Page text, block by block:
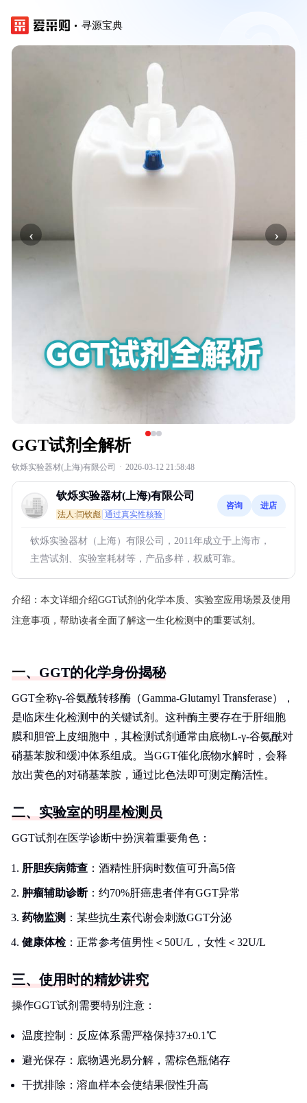
寻源宝典
‹ ›
GGT试剂全解析
钦烁实验器材(上海)有限公司 · 2026-03-12 21:58:48
钦烁实验器材(上海)有限公司
法人:闫钦彪 通过真实性核验
咨询 进店
钦烁实验器材（上海）有限公司，2011年成立于上海市，
主营试剂、实验室耗材等，产品多样，权威可靠。
介绍： 本文详细介绍GGT试剂的化学本质、实验室应用场景及使用
注意事项，帮助读者全面了解这一生化检测中的重要试剂。
一、GGT的化学身份揭秘
GGT全称γ-谷氨酰转移酶（Gamma-Glutamyl Transferase），
是临床生化检测中的关键试剂。这种酶主要存在于肝细胞
膜和胆管上皮细胞中，其检测试剂通常由底物L-γ-谷氨酰对
硝基苯胺和缓冲体系组成。当GGT催化底物水解时，会释
放出黄色的对硝基苯胺，通过比色法即可测定酶活性。
二、实验室的明星检测员
GGT试剂在医学诊断中扮演着重要角色：
肝胆疾病筛查 ：酒精性肝病时数值可升高5倍
肿瘤辅助诊断：约70%肝癌患者伴有GGT异常
药物监测 ：某些抗生素代谢会刺激GGT分泌
健康体检：正常参考值男性＜50U/L，女性＜32U/L
三、使用时的精妙讲究
操作GGT试剂需要特别注意：
温度控制：反应体系需严格保持37±0.1℃
避光保存：底物遇光易分解，需棕色瓶储存
干扰排除：溶血样本会使结果假性升高